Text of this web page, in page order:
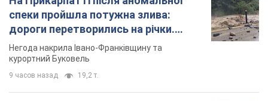
спеки пройшла потужна злива:
дороги перетворились на річки.
Відео
Негода накрила Івано-Франківщину та
курортний Буковель
9 часов назад 19,2 т.